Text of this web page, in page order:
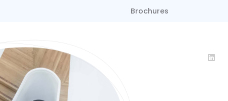
Brochures